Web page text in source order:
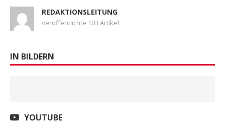
REDAKTIONSLEITUNG
veröffentlichte 103 Artikel
IN BILDERN
YOUTUBE